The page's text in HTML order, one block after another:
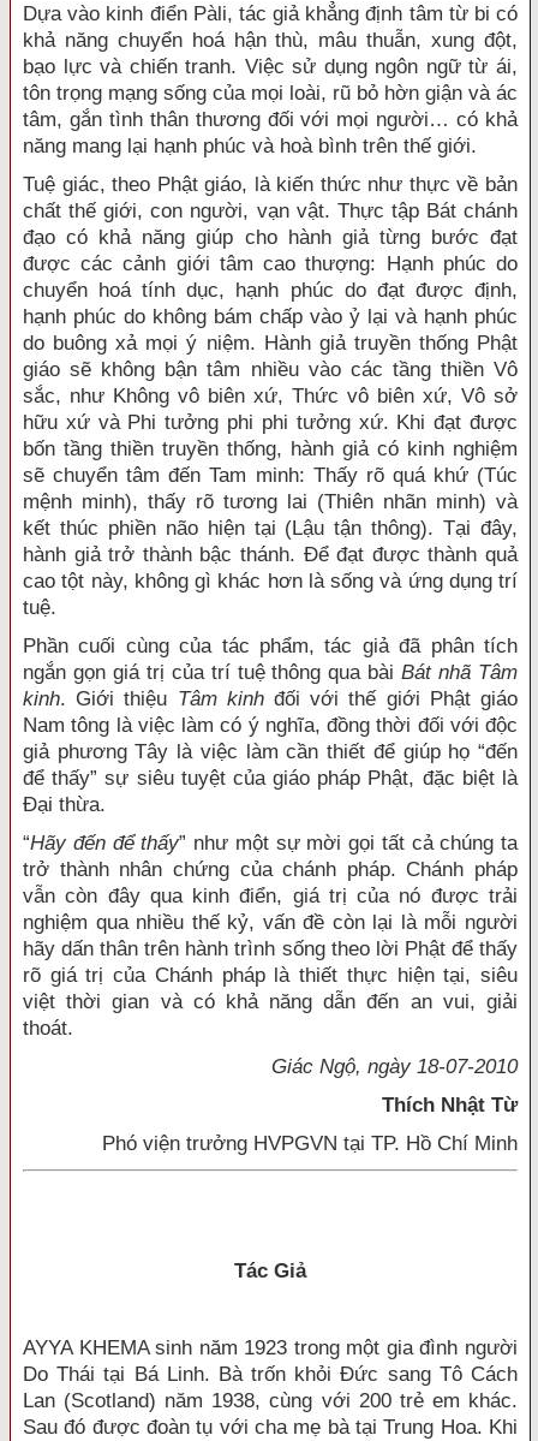
Dựa vào kinh điển Pàli, tác giả khẳng định tâm từ bi có
khả năng chuyển hoá hận thù, mâu thuẫn, xung đột,
bạo lực và chiến tranh. Việc sử dụng ngôn ngữ từ ái,
tôn trọng mạng sống của mọi loài, rũ bỏ hờn giận và ác
tâm, gắn tình thân thương đối với mọi người… có khả
năng mang lại hạnh phúc và hoà bình trên thế giới.
Tuệ giác, theo Phật giáo, là kiến thức như thực về bản
chất thế giới, con người, vạn vật. Thực tập Bát chánh
đạo có khả năng giúp cho hành giả từng bước đạt
được các cảnh giới tâm cao thượng: Hạnh phúc do
chuyển hoá tính dục, hạnh phúc do đạt được định,
hạnh phúc do không bám chấp vào ỷ lại và hạnh phúc
do buông xả mọi ý niệm. Hành giả truyền thống Phật
giáo sẽ không bận tâm nhiều vào các tầng thiền Vô
sắc, như Không vô biên xứ, Thức vô biên xứ, Vô sở
hữu xứ và Phi tưởng phi phi tưởng xứ. Khi đạt được
bốn tầng thiền truyền thống, hành giả có kinh nghiệm
sẽ chuyển tâm đến Tam minh: Thấy rõ quá khứ (Túc
mệnh minh), thấy rõ tương lai (Thiên nhãn minh) và
kết thúc phiền não hiện tại (Lậu tận thông). Tại đây,
hành giả trở thành bậc thánh. Để đạt được thành quả
cao tột này, không gì khác hơn là sống và ứng dụng trí
tuệ.
Phần cuối cùng của tác phẩm, tác giả đã phân tích
ngắn gọn giá trị của trí tuệ thông qua bàiBát nhã Tâm
kinh. Giới thiệu Tâm kinhđối với thế giới Phật giáo
Nam tông là việc làm có ý nghĩa, đồng thời đối với độc
giả phương Tây là việc làm cần thiết để giúp họ “đến
để thấy” sự siêu tuyệt của giáo pháp Phật, đặc biệt là
Đại thừa.
“Hãy đến để thấy” như một sự mời gọi tất cả chúng ta
trở thành nhân chứng của chánh pháp. Chánh pháp
vẫn còn đây qua kinh điển, giá trị của nó được trải
nghiệm qua nhiều thế kỷ, vấn đề còn lại là mỗi người
hãy dấn thân trên hành trình sống theo lời Phật để thấy
rõ giá trị của Chánh pháp là thiết thực hiện tại, siêu
việt thời gian và có khả năng dẫn đến an vui, giải
thoát.
Giác Ngộ, ngày 18-07-2010
Thích Nhật Từ
Phó viện trưởng HVPGVN tại TP. Hồ Chí Minh
Tác Giả
AYYA KHEMA sinh năm 1923 trong một gia đình người
Do Thái tại Bá Linh. Bà trốn khỏi Đức sang Tô Cách
Lan (Scotland) năm 1938, cùng với 200 trẻ em khác.
Sau đó được đoàn tụ với cha mẹ bà tại Trung Hoa. Khi